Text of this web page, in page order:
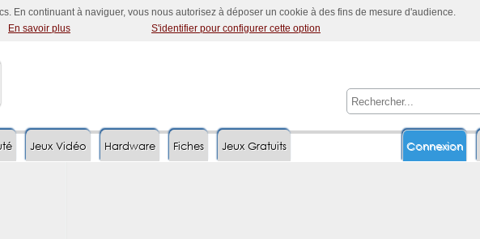
En continuant à naviguer, vous nous autorisez à déposer un cookie à des fins de mesure d'audience.
En savoir plus
S'identifier pour configurer cette option
Jeux Vidéo Hardware Fiches Connexion
Jeux Gratuits